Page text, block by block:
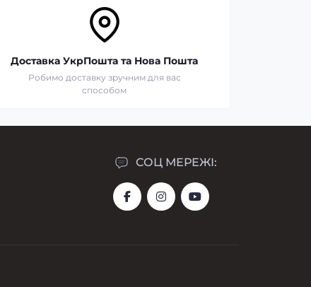
Доставка УкрПошта та Нова Пошта
Робимо доставку зручним для вас
способом
СОЦ МЕРЕЖІ: